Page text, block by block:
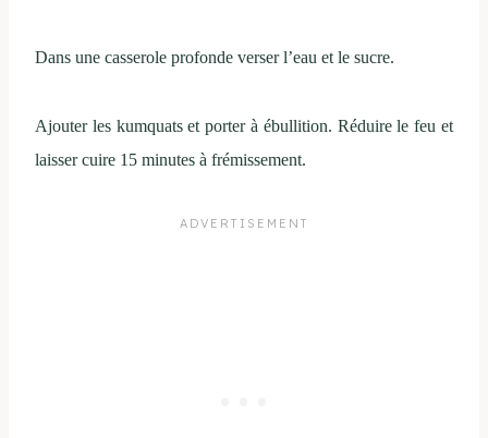
Dans une casserole profonde verser l’eau et le sucre.
Ajouter les kumquats et porter à ébullition. Réduire le feu et
laisser cuire 15 minutes à frémissement.